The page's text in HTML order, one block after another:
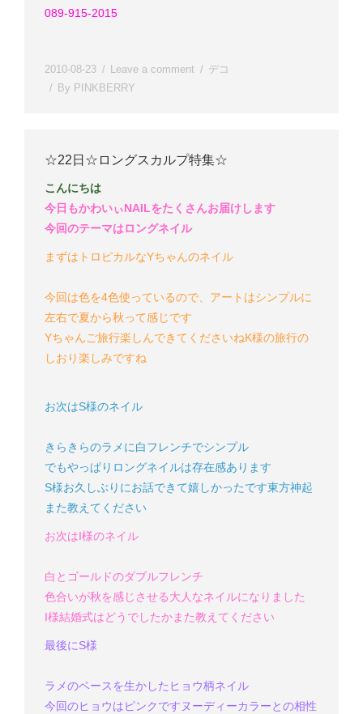
089-915-2015
2010-08-23 Leave a comment
デコ
By PINKBERRY
☆22日☆ロングスカルプ特集☆
こんにちは
今日もかわいぃNAILをたくさんお届けします
今回のテーマはロングネイル
まずはトロピカルなYちゃんのネイル
今回は色を4色使っているので、アートはシンプルに
左右で夏から秋って感じです
Yちゃんご旅行楽しんできてくださいねK様の旅行の
しおり楽しみですね
お次はS様のネイル
きらきらのラメに白フレンチでシンプル
でもやっぱりロングネイルは存在感あります
S様お久しぶりにお話できて嬉しかったです東方神起
また教えてください
お次はI様のネイル
白とゴールドのダブルフレンチ
色合いが秋を感じさせる大人なネイルになりました
I様結婚式はどうでしたかまた教えてください
最後にS様
ラメのベースを生かしたヒョウ柄ネイル
今回のヒョウはピンクです ヌーディーカラーとの相性